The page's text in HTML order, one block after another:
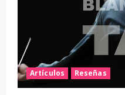
Artículos Reseñas